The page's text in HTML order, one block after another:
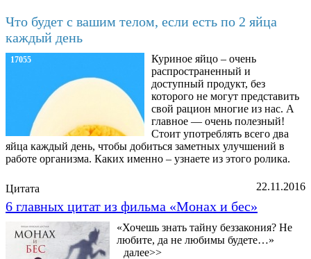
Что будет с вашим телом, если есть по 2 яйца
каждый день
17055
Куриное яйцо – очень
распространенный и
доступный продукт, без
которого не могут представить
свой рацион многие из нас. А
главное — очень полезный!
Стоит употреблять всего два
яйца каждый день, чтобы добиться заметных улучшений в
работе организма. Каких именно – узнаете из этого ролика.
22.11.2016
Цитата
6 главных цитат из фильма «Монах и бес»
«Хочешь знать тайну беззакония? Не
любите, да не любимы будете…»
далее>>